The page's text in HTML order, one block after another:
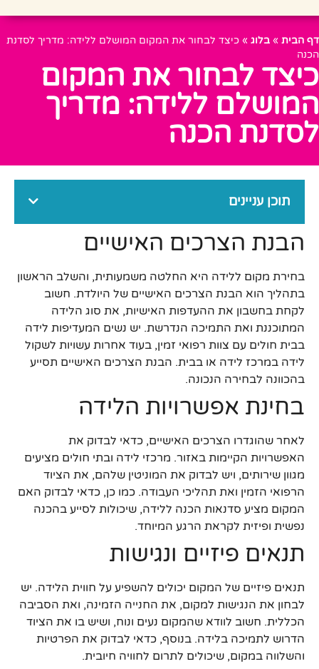
דף הבית » בלוג » כיצד לבחור את המקום המושלם ללידה: מדריך לסדנת
הכנה
כיצד לבחור את המקום
המושלם ללידה: מדריך
לסדנת הכנה
תוכן עניינים
הבנת הצרכים האישיים
בחירת מקום ללידה היא החלטה משמעותית, והשלב הראשון
בתהליך הוא הבנת הצרכים האישיים של היולדת. חשוב
לקחת בחשבון את ההעדפות האישיות, את סוג הלידה
המתוכננת ואת התמיכה הנדרשת. יש נשים המעדיפות לידה
בבית חולים עם צוות רפואי זמין, בעוד אחרות עשויות לשקול
לידה במרכז לידה או בבית. הבנת הצרכים האישיים תסייע
בהכוונה לבחירה הנכונה.
בחינת אפשרויות הלידה
לאחר שהוגדרו הצרכים האישיים, כדאי לבדוק את
האפשרויות הקיימות באזור. מרכזי לידה ובתי חולים מציעים
מגוון שירותים, ויש לבדוק את המוניטין שלהם, את הציוד
הרפואי הזמין ואת תהליכי העבודה. כמו כן, כדאי לבדוק האם
המקום מציע סדנאות הכנה ללידה, שיכולות לסייע בהכנה
נפשית ופיזית לקראת הרגע המיוחד.
תנאים פיזיים ונגישות
תנאים פיזיים של המקום יכולים להשפיע על חווית הלידה. יש
לבחון את הנגישות למקום, את החנייה הזמינה, ואת הסביבה
הכללית. חשוב לוודא שהמקום נעים ונוח, ושיש בו את הציוד
הדרוש לתמיכה בלידה. בנוסף, כדאי לבדוק את הפרטיות
והשלווה במקום, שיכולים לתרום לחוויה חיובית.